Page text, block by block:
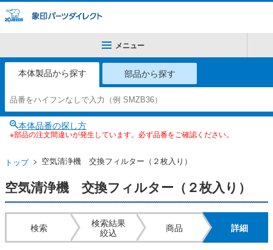
メニュー
本体製品から探す 部品から探す
本体品番の探し方
※部品の注文間違いが発生しています。必ず品番をご確認ください。
トップ 空気清浄機 交換フィルター（２枚入り）
空気清浄機 交換フィルター（２枚入り）
検索
検索結果
絞込
商品 詳細